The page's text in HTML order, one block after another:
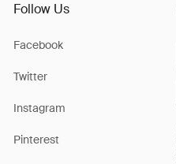
Follow Us
Facebook
Twitter
Instagram
Pinterest